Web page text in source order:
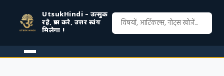
UtsukHindi – उत्सुक
रहे, प्रश्न करे, उत्तर स्वंय
मिलेगा !